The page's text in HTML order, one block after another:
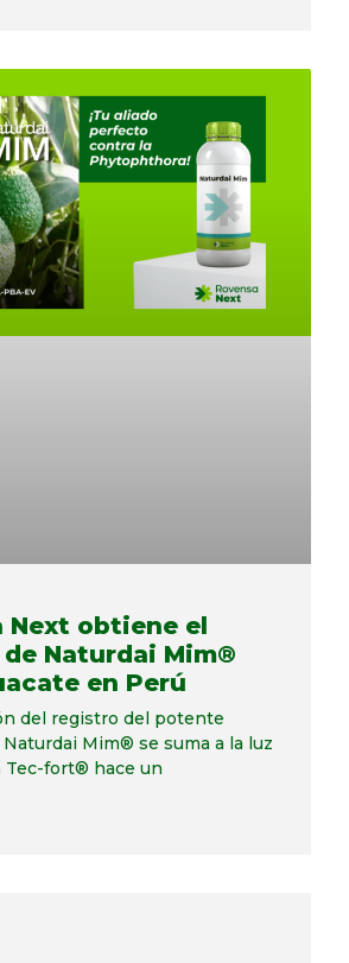
Next obtiene el
Naturdai Mim®
en Perú
del registro del potente
Mim® se suma a la luz
Tec-fort® hace un